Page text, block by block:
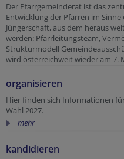
Der Pfarrgemeinderat ist das
Entwicklung der Pfarren im
Jüngerschaft, aus dem heraus
werden: Pfarrleitungsteam,
Strukturmodell
wird österreichweit wieder am 7.
organisieren
Hier finden sich Informationen
Wahl 2027.
mehr
kandidieren